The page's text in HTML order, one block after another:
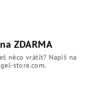
ZDARMA
něco vrátit? Napiš na
store.com.